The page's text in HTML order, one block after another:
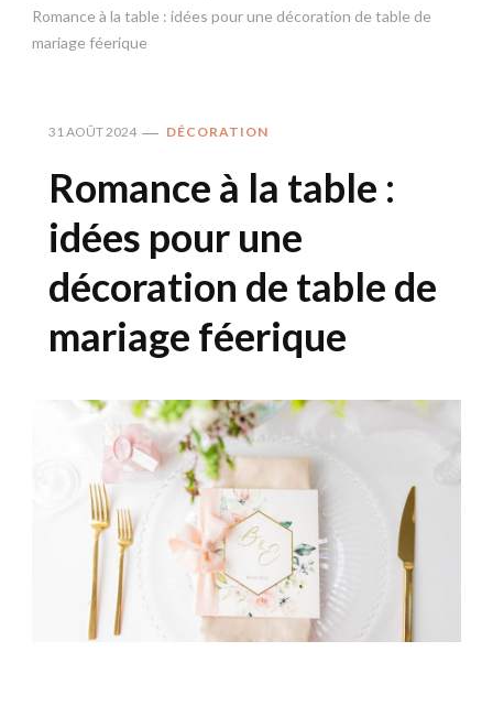
Romance à la table : idées pour une décoration de table de
mariage féerique
31 AOÛT 2024 DÉCORATION
Romance à la table :
idées pour une
décoration de table de
mariage féerique